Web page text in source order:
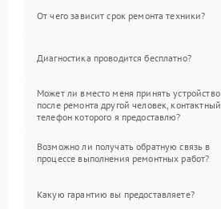
От чего зависит срок ремонта техники?
Диагностика проводится бесплатно?
Может ли вместо меня принять устройство
после ремонта другой человек, контактный
телефон которого я предоставлю?
Возможно ли получать обратную связь в
процессе выполнения ремонтных работ?
Какую гарантию вы предоставляете?